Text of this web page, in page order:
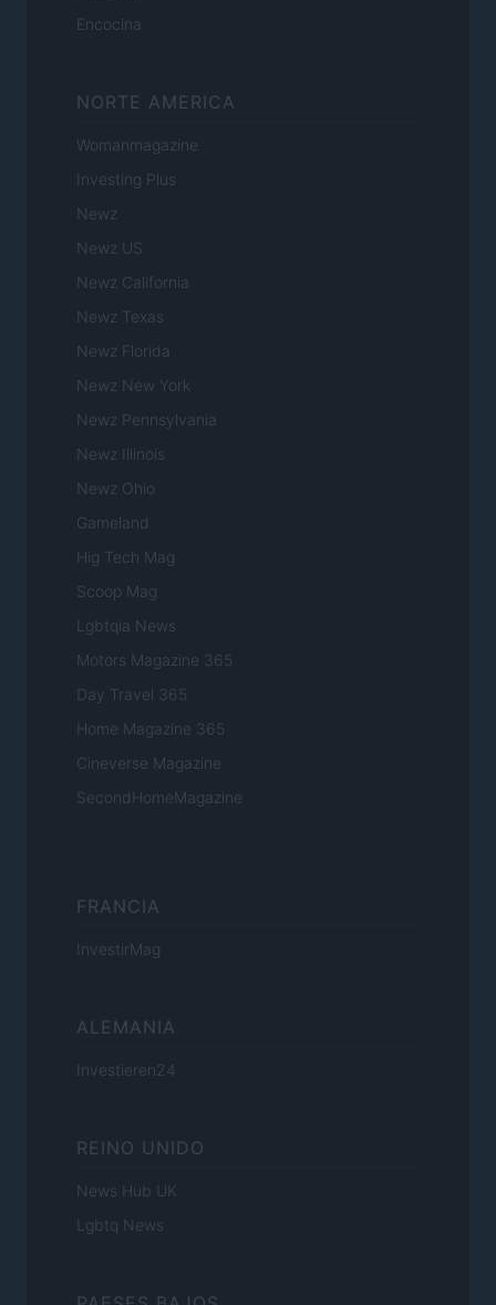
Encocina
NORTE AMERICA
Womanmagazine
Investing Plus
Newz
Newz US
Newz California
Newz Texas
Newz Florida
Newz New York
Newz Pennsylvania
Newz Illinois
Newz Ohio
Gameland
Hig Tech Mag
Scoop Mag
Lgbtqia News
Motors Magazine 365
Day Travel 365
Home Magazine 365
Cineverse Magazine
SecondHomeMagazine
FRANCIA
InvestirMag
ALEMANIA
Investieren24
REINO UNIDO
News Hub UK
Lgbtq News